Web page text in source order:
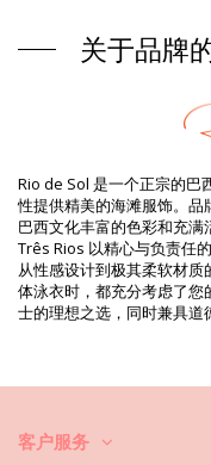
衬里: 84% Polyamide,
部门: 女装, 胸罩
包装包括: 1 x 胸罩 (其
HS CODE: 6112.41.0010
SKU: 1981118623
EAN: XS
L (7899810246097), XL
修饰照片
清洗和护理说明: Rio
关于品牌
Rio de Sol 是一个正宗的巴
性提供精美的海滩服饰。
巴西文化丰富的色彩和充
Três Rios 以精心与负责任
从性感设计到极其柔软材
体泳衣时，都充分考虑了您
士的理想之选，同时兼具道
客户服务